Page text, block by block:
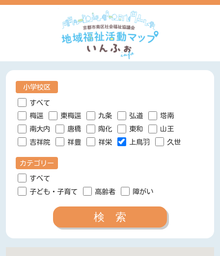
小学校区
すべて
梅逕
東梅逕 九条 弘道
塔南
南大内
唐橋 陶化 東和
山王
吉祥院
祥豊 祥栄 上鳥羽 久世
カテゴリー
すべて
子ども・子育て
高齢者 障がい